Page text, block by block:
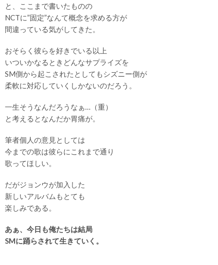
と、ここまで書いたものの
NCTに”固定”なんて概念を求める方が
間違っている気がしてきた。
おそらく彼らを好きでいる以上
いついかなるときどんなサプライズを
SM側から起こされたとしてもシズニー側が
柔軟に対応していくしかないのだろう。
一生そうなんだろうなぁ…（重）
と考えるとなんだか胃痛が。
筆者個人の意見としては
今までの歌は彼らにこれまで通り
歌ってほしい。
だがジョンウが加入した
新しいアルバムもとても
楽しみである。
あぁ、今日も俺たちは結局
SMに踊らされて生きていく。